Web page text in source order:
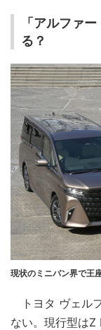
「アルファ
る？
現状のミニバン界で王
トヨタ ヴェル
ない。現行型はZ